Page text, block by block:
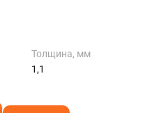
Толщина, мм
1,1